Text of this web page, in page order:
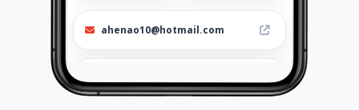
ahenao10@hotmail.com